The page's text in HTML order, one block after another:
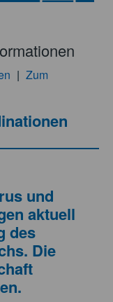
| Zum
und
aktuell
des
Die